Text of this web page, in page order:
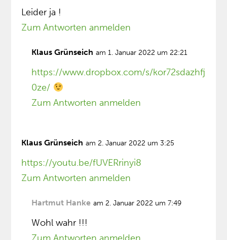
Leider ja !
Zum Antworten anmelden
Klaus Grünseich am 1. Januar 2022 um 22:21
https://www.dropbox.com/s/kor72sdazhfj
0ze/
Zum Antworten anmelden
Klaus Grünseich am 2. Januar 2022 um 3:25
https://youtu.be/fUVERrinyi8
Zum Antworten anmelden
Hartmut Hanke am 2. Januar 2022 um 7:49
Wohl wahr !!!